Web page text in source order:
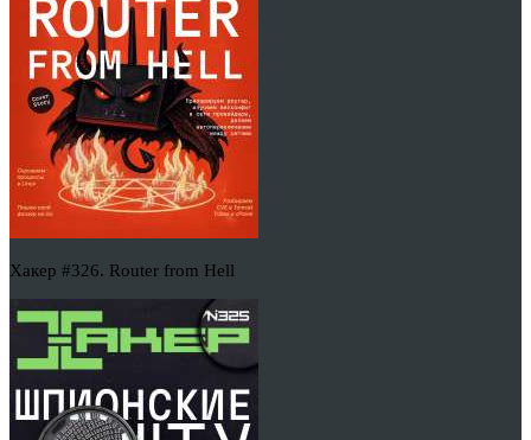
Хакер #326. Router from Hell